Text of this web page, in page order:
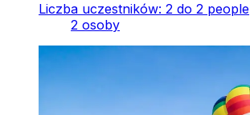
Liczba uczestników: 2 do 2 people
2 osoby